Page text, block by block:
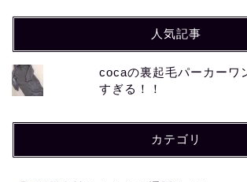
人気記事
cocaの裏起毛パーカーワ
すぎる！！
カテゴリ